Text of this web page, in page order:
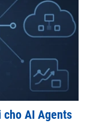
cho AI Agents